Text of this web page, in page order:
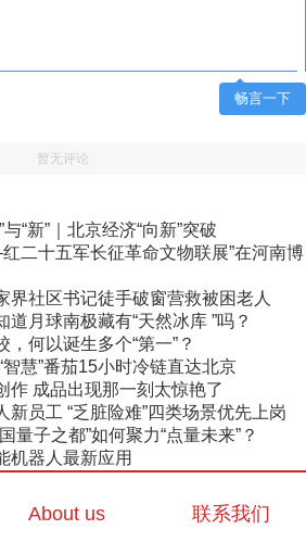
畅言一下
暂无评论
“新”｜北京经济“向新”突破
二十五军长征革命文物联展”在河南博
界社区书记徒手破窗营救被困老人
道月球南极藏有“天然冰库 ”吗？
何以诞生多个“第一”？
慧”番茄15小时冷链直达北京
作 成品出现那一刻太惊艳了
员工 “乏脏险难”四类场景优先上岗
量子之都”如何聚力“点量未来”？
机器人最新应用
About us 联系我们